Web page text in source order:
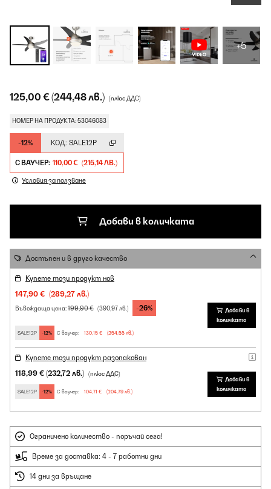
+5
125,00 €(244,48 лв.) (плюс ДДС)
НОМЕР НА ПРОДУКТА: 53046083
-12% КОД: SALE12P
С ВАУЧЕР: 110,00 € (215,14 ЛВ.)
Условия за ползване
Добави в количката
Достъпен и в друго качество
Купете този продукт нов
147,90 € (289,27 лв.)
Въвеждаща цена:199,90 € (390,97 лв.) -26%
SALE12P -12% С ваучер: 130,15 € (254,55 лв.)
Добави в
количката
Купете този продукт разопакован
118,99 € (232,72 лв.) (плюс ДДС)
SALE12P -12% С ваучер: 104,71 € (204,79 лв.)
Добави в
количката
Ограничено количество - поръчай сега!
Време за доставка: 4 - 7 работни дни
14 дни за връщане